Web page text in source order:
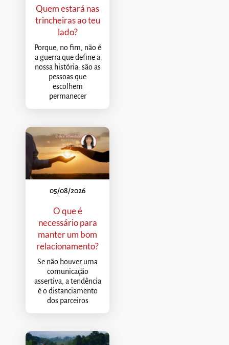
Quem estará nas
trincheiras ao teu
lado?
Porque, no fim, não é
a guerra que define a
nossa história: são as
pessoas que
escolhem
permanecer
05/08/2026
O que é
necessário para
manter um bom
relacionamento?
Se não houver uma
comunicação
assertiva, a tendência
é o distanciamento
dos parceiros